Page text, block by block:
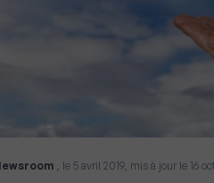
, le 5 avril 2019, mis à jour le 16